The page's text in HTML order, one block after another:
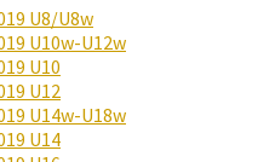
U8/U8w
U10w-U12w
U10
U12
U14w-U18w
U14